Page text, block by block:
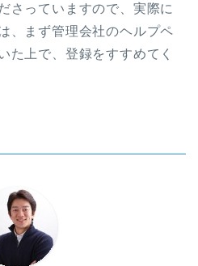
さっていますので、実際に
、まず管理会社のヘルプペ
た上で、登録をすすめてく